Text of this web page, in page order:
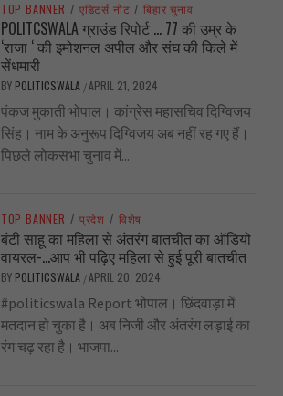
TOP BANNER / एडिटर्स नोट / बिहार चुनाव
POLITCSWALA ग्राउंड रिपोर्ट … 77 की उम्र के
‘राजा ‘ की इमोशनल अपील और संघ की किले में
सेंधमारी
BY POLITICSWALA /APRIL 21, 2024
पंकज मुकाती भोपाल। कांग्रेस महासचिव दिग्विजय
सिंह। नाम के अनुरूप दिग्विजय अब नहीं रह गए हैं।
पिछले लोकसभा चुनाव में...
TOP BANNER / प्रदेश / विशेष
बंटी साहू का महिला से अंतरंग बातचीत का ऑडियो
वायरल-…आप भी पढ़िए महिला से हुई पूरी बातचीत
BY POLITICSWALA /APRIL 20, 2024
#politicswala Report भोपाल। छिंदवाड़ा में
मतदान हो चुका है। अब निजी और अंतरंग लड़ाई का
रंग चढ़ रहा है। भाजपा...